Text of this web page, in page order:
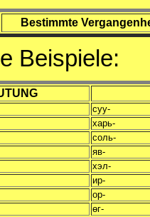
Bestimmte
Beispiele:
суу-
харь-
соль-
яв-
хэл-
ир-
ор-
ɵг-